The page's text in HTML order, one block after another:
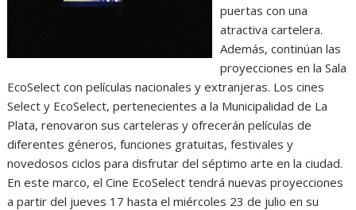
puertas con una
atractiva cartelera.
Además, continúan las
proyecciones en la Sala
EcoSelect con películas nacionales y extranjeras. Los cines
Select y EcoSelect, pertenecientes a la Municipalidad de La
Plata, renovaron sus carteleras y ofrecerán películas de
diferentes géneros, funciones gratuitas, festivales y
novedosos ciclos para disfrutar del séptimo arte en la ciudad.
En este marco, el Cine EcoSelect tendrá nuevas proyecciones
a partir del jueves 17 hasta el miércoles 23 de julio en su